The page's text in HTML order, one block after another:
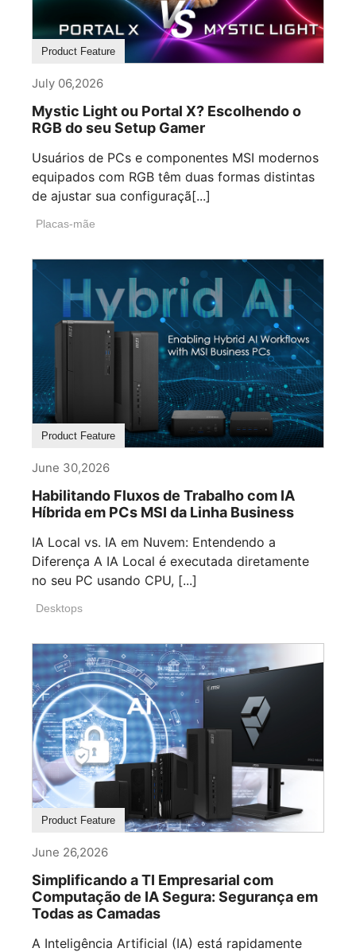
Product Feature
July 06,2026
Mystic Light ou Portal X? Escolhendo o
RGB do seu Setup Gamer
Usuários de PCs e componentes MSI modernos
equipados com RGB têm duas formas distintas
de ajustar sua configuraçã[...]
Placas-mãe
Product Feature
June 30,2026
Habilitando Fluxos de Trabalho com IA
Híbrida em PCs MSI da Linha Business
IA Local vs. IA em Nuvem: Entendendo a
Diferença A IA Local é executada diretamente
no seu PC usando CPU, [...]
Desktops
Product Feature
June 26,2026
Simplificando a TI Empresarial com
Computação de IA Segura: Segurança em
Todas as Camadas
A Inteligência Artificial (IA) está rapidamente